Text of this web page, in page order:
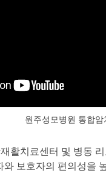
원주성모병원 통합
활치료센터 및 병동
보호자의 편의성을